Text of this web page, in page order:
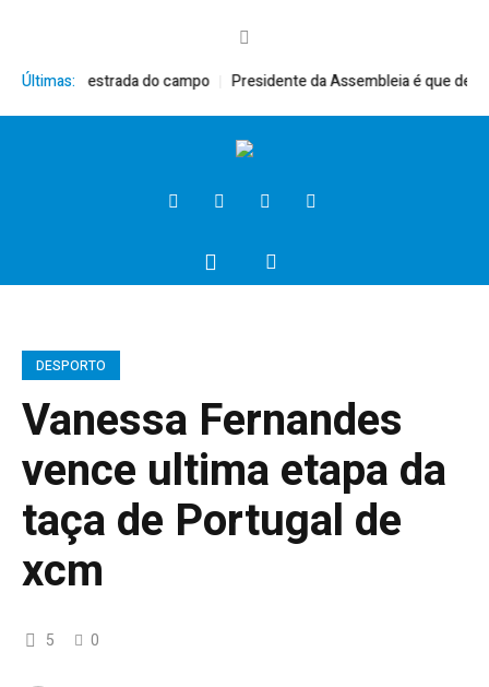
Últimas:
na estrada do campo Presidente da Assembleia é que decide o
DESPORTO
Vanessa Fernandes
vence ultima etapa da
taça de Portugal de
xcm
5 0